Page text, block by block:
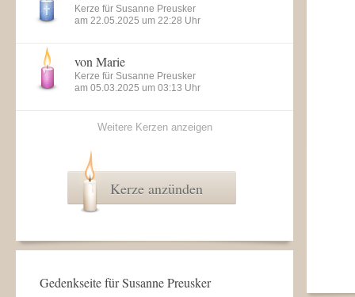
Kerze für Susanne Preusker
am 22.05.2025 um 22:28 Uhr
von Marie
Kerze für Susanne Preusker
am 05.03.2025 um 03:13 Uhr
Weitere Kerzen anzeigen
Kerze anzünden
Gedenkseite für Susanne Preusker